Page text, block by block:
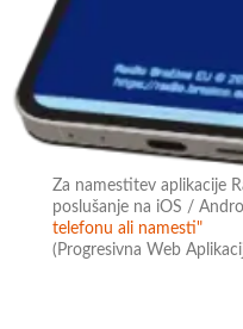
Za namestitev aplikacije
poslušanje na iOS /
telefonu ali namesti"
(Progresivna Web